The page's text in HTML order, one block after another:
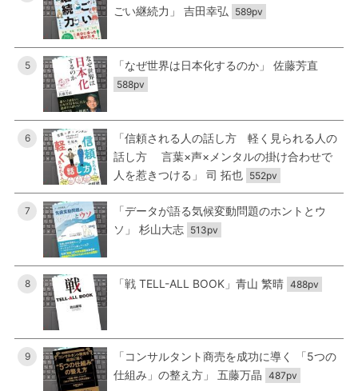
ごい継続力」 吉田幸弘
589pv
5 「なぜ世界は日本化するのか」 佐藤芳直
588pv
6
「信頼される人の話し方 軽く見られる人の
話し方 言葉×声×メンタルの掛け合わせで
人を惹きつける」 司 拓也 552pv
7
「データが語る気候変動問題のホントとウ
ソ」 杉山大志 513pv
8 「戦 TELL-ALL BOOK」青山 繁晴 488pv
9
「コンサルタント商売を成功に導く 「5つの
仕組み」の整え方」 五藤万晶 487pv